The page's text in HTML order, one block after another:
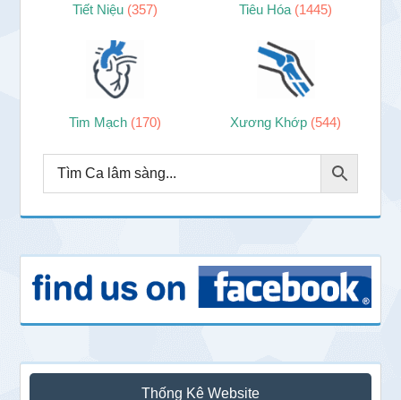
Tiết Niệu (357) Tiêu Hóa (1445)
Tim Mạch (170) Xương Khớp (544)
Thống Kê Website